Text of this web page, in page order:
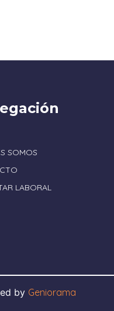
SOMOS
LABORAL
by Geniorama